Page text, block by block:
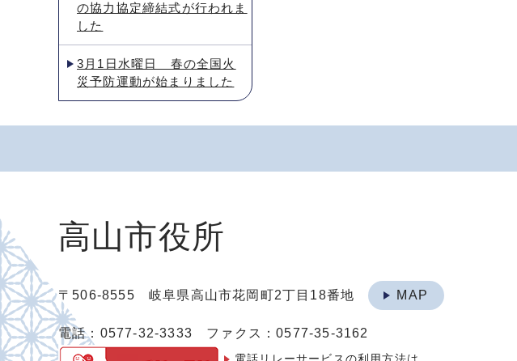
の協力協定締結式が行われま
した
3月1日水曜日 春の全国火
災予防運動が始まりました
高山市役所
〒506-8555 岐阜県高山市花岡町2丁目18番地 MAP
電話：0577-32-3333 ファクス：0577-35-3162